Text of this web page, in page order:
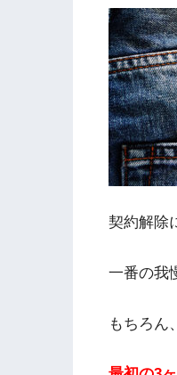
契約解除
一番の我
もちろん